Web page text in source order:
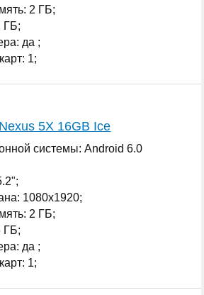
2 ГБ;
ГБ;
да ;
1;
5X 16GB Ice
системы: Android 6.0
1080x1920;
2 ГБ;
ГБ;
да ;
1;